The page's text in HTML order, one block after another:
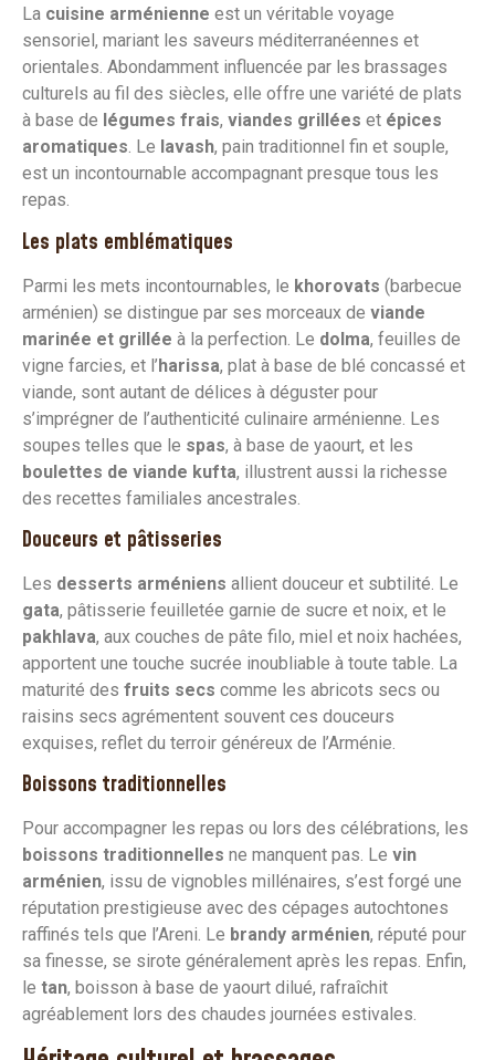
La cuisine arménienne est un véritable voyage
sensoriel, mariant les saveurs méditerranéennes et
orientales. Abondamment influencée par les brassages
culturels au fil des siècles, elle offre une variété de plats
à base de légumes frais, viandes grillées et épices
aromatiques. Le lavash, pain traditionnel fin et souple,
est un incontournable accompagnant presque tous les
repas.
Les plats emblématiques
Parmi les mets incontournables, le khorovats (barbecue
arménien) se distingue par ses morceaux de viande
marinée et grillée à la perfection. Le dolma, feuilles de
vigne farcies, et l’harissa, plat à base de blé concassé et
viande, sont autant de délices à déguster pour
s’imprégner de l’authenticité culinaire arménienne. Les
soupes telles que le spas, à base de yaourt, et les
boulettes de viande kufta, illustrent aussi la richesse
des recettes familiales ancestrales.
Douceurs et pâtisseries
Les desserts arméniens allient douceur et subtilité. Le
gata, pâtisserie feuilletée garnie de sucre et noix, et le
pakhlava, aux couches de pâte filo, miel et noix hachées,
apportent une touche sucrée inoubliable à toute table. La
maturité des fruits secs comme les abricots secs ou
raisins secs agrémentent souvent ces douceurs
exquises, reflet du terroir généreux de l’Arménie.
Boissons traditionnelles
Pour accompagner les repas ou lors des célébrations, les
boissons traditionnelles ne manquent pas. Le vin
arménien, issu de vignobles millénaires, s’est forgé une
réputation prestigieuse avec des cépages autochtones
raffinés tels que l’Areni. Le brandy arménien, réputé pour
sa finesse, se sirote généralement après les repas. Enfin,
le tan, boisson à base de yaourt dilué, rafraîchit
agréablement lors des chaudes journées estivales.